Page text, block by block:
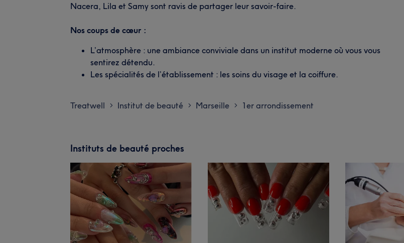
Nacera, Lila et Samy sont ravis de partager leur savoir-faire.
Nos coups de cœur :
L’atmosphère : une ambiance conviviale dans un institut moderne où vous vous
sentirez détendu.
Les spécialités de l’établissement : les soins du visage et la coiffure.
Treatwell > Institut de beauté > Marseille > 1er arrondissement
Instituts de beauté proches